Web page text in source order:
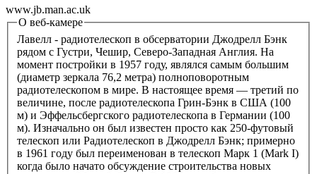
www.jb.man.ac.uk
О веб-камере
Лавелл - радиотелескоп в обсерватории Джодрелл Бэнк
рядом с Густри, Чешир, Северо-Западная Англия. На
момент постройки в 1957 году, являлся самым большим
(диаметр зеркала 76,2 метра) полноповоротным
радиотелескопом в мире. В настоящее время — третий по
величине, после радиотелескопа Грин-Бэнк в США (100
м) и Эффельсбергского радиотелескопа в Германии (100
м). Изначально он был известен просто как 250-футовый
телескоп или Радиотелескоп в Джодрелл Бэнк; примерно
в 1961 году был переименован в телескоп Марк 1 (Mark I)
когда было начато обсуждение строительства новых